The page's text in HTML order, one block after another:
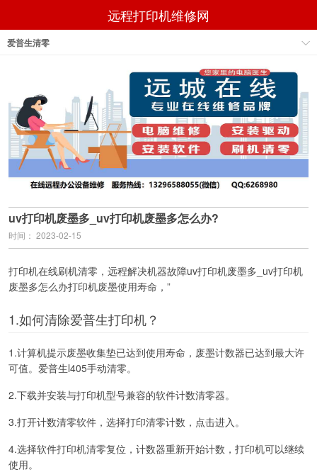
远程打印机维修网
爱普生清零
uv打印机废墨多_uv打印机废墨多怎么办?
时间： 2023-02-15
打印机在线刷机清零，远程解决机器故障uv打印机废墨多_uv打印机
废墨多怎么办打印机废墨使用寿命，”
1.如何清除爱普生打印机？
1.计算机提示废墨收集垫已达到使用寿命，废墨计数器已达到最大许
可值。爱普生l405手动清零。
2.下载并安装与打印机型号兼容的软件计数清零器。
3.打开计数清零软件，选择打印清零计数，点击进入。
4.选择软件打印机清零复位，计数器重新开始计数，打印机可以继续
使用。